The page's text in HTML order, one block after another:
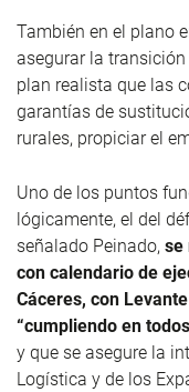
También en el plano
asegurar la
plan realista que las
garantías de
rurales, propiciar el
Uno de los puntos
lógicamente, el del
señalado Peinado, se
con calendario de
Cáceres, con
“cumpliendo en
y que se asegure la
Logística y de los